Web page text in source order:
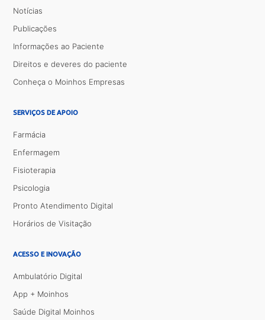
Notícias
Publicações
Informações ao Paciente
Direitos e deveres do paciente
Conheça o Moinhos Empresas
SERVIÇOS DE APOIO
Farmácia
Enfermagem
Fisioterapia
Psicologia
Pronto Atendimento Digital
Horários de Visitação
ACESSO E INOVAÇÃO
Ambulatório Digital
App + Moinhos
Saúde Digital Moinhos